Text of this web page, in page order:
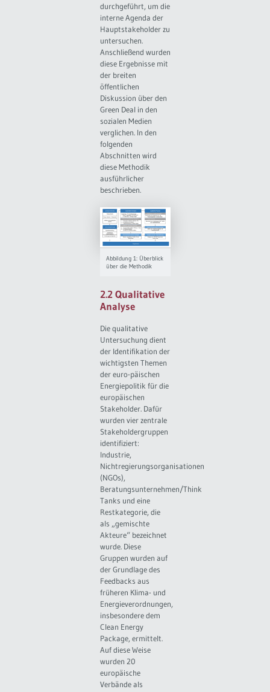
durchgeführt, um die
interne Agenda der
Hauptstakeholder zu
untersuchen.
Anschließend wurden
diese Ergebnisse mit
der breiten
öffentlichen
Diskussion über den
Green Deal in den
sozialen Medien
verglichen. In den
folgenden
Abschnitten wird
diese Methodik
ausführlicher
beschrieben.
Abbildung 1: Überblick
über die Methodik
2.2 Qualitative
Analyse
Die qualitative
Untersuchung dient
der Identifikation der
wichtigsten Themen
der euro-päischen
Energiepolitik für die
europäischen
Stakeholder. Dafür
wurden vier zentrale
Stakeholdergruppen
identifiziert:
Industrie,
Nichtregierungsorganisationen
(NGOs),
Beratungsunternehmen/Think
Tanks und eine
Restkategorie, die
als „gemischte
Akteure“ bezeichnet
wurde. Diese
Gruppen wurden auf
der Grundlage des
Feedbacks aus
früheren Klima- und
Energieverordnungen,
insbesondere dem
Clean Energy
Package, ermittelt.
Auf diese Weise
wurden 20
europäische
Verbände als